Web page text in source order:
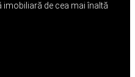
imobiliară de cea mai înaltă